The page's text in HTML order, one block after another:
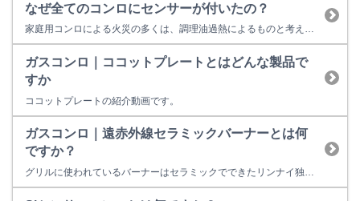
なぜ全てのコンロにセンサーが付いたの？
家庭用コンロによる火災の多くは、調理油過熱によるものと考えられています。 それらの事故を防止するために2008年10月よりガスコンロが法制化され、全口センサー搭載が義務化されました。
ガスコンロ｜ココットプレートとはどんな製品で
すか
ココットプレートの紹介動画です。
ガスコンロ｜遠赤外線セラミックバーナーとは何
ですか？
グリルに使われているバーナーはセラミックでできたリンナイ独自のバーナーです。 業務用としても扱われていて、長年利用してもきれいなまま利用していただけます。